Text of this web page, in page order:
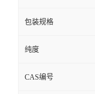
包装规格
纯度
CAS编号